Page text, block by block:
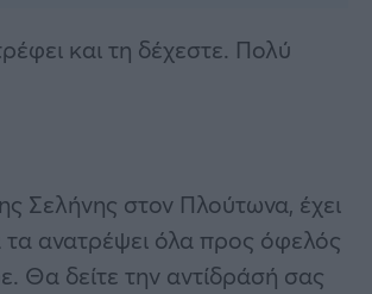
και τη δέχεστε. Πολύ
Σελήνης στον Πλούτωνα, έχει
τα ανατρέψει όλα προς όφελός
Θα δείτε την αντίδράσή σας